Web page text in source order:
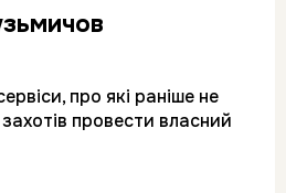
про які раніше не
провести власний